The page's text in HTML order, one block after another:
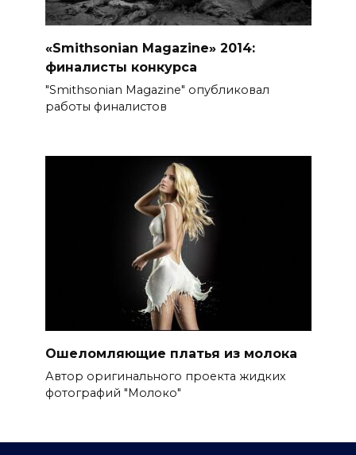
«Smithsonian Magazine» 2014:
финалисты конкурса
"Smithsonian Magazine" опубликовал
работы финалистов
Ошеломляющие платья из молока
Автор оригинального проекта жидких
фотографий "Молоко"